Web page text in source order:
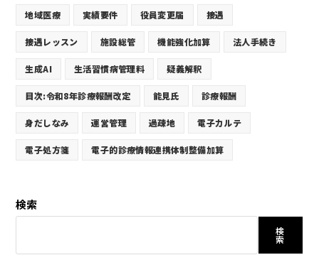
地域医療 実績要件 役員変更届 接遇
接遇レッスン 施設総管 機能強化加算 法人手続き
生成AI 生活習慣病管理料 疑義解釈
目次:令和8年診療報酬改定 能見氏 診療報酬
身だしなみ 運営管理 過疎地 電子カルテ
電子処方箋 電子的診療情報連携体制整備加算
検索
検
索